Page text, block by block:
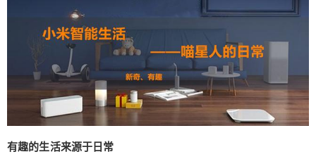
有趣的生活来源于日常
见的宠物，一些猫狗长相可爱，是非常的招人喜
欢，尤其是一些在外工作的单身小哥哥和小姐姐
们，最喜欢养一只猫或一只狗来充斥自己的闲暇时
光，而如果想要当一个合格的铲屎官，那还真要下
一些功夫。笔者家里就养了一只喵星人，由于工作
的原因时常会把它单独的留在家里，所以如果远程
照看它就是笔者最先处理的问题。 一些动物的可爱
是从骨子里发出的，喵星人就可以算一个，为了外
出工作时可以远程观察，笔者选择米家智能摄像机